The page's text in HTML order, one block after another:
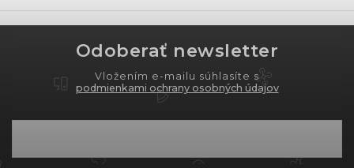
Odoberať newsletter
Vložením e-mailu súhlasíte s
podmienkami ochrany osobných údajov